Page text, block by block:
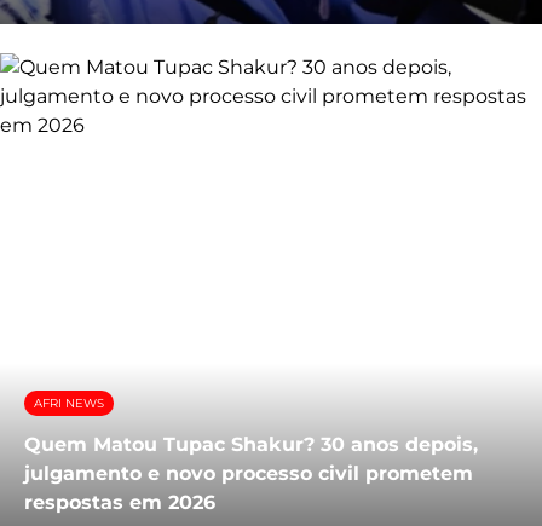
AFRI NEWS
Quem Matou Tupac Shakur? 30 anos depois,
julgamento e novo processo civil prometem
respostas em 2026